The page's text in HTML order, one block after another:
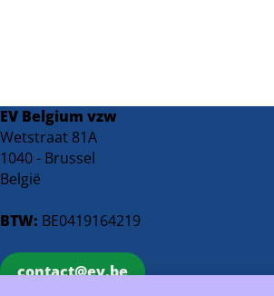
EV Belgium vzw
Wetstraat 81A
1040 - Brussel
België
BTW: BE0419164219
contact@ev.be